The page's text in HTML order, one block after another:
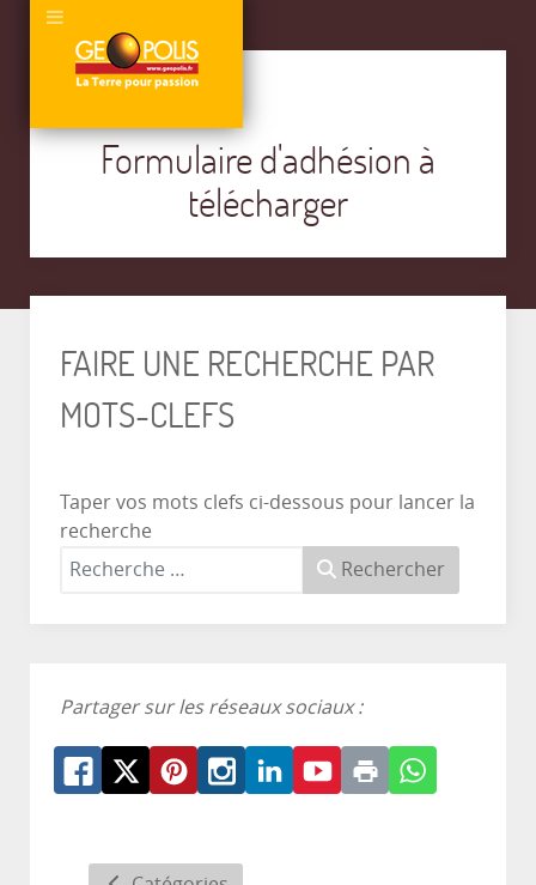
Formulaire d'adhésion à
télécharger
FAIRE UNE RECHERCHE PAR
MOTS-CLEFS
Taper vos mots clefs ci-dessous pour lancer la
recherche
Rechercher
Partager sur les réseaux sociaux :